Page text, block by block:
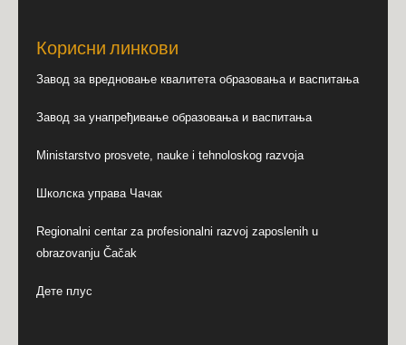
Корисни линкови
Завод за вредновање квалитета образовања и васпитања
Завод за унапређивање образовања и васпитања
Ministarstvo prosvete, nauke i tehnoloskog razvoja
Школска управа Чачак
Regionalni centar za profesionalni razvoj zaposlenih u
obrazovanju Čačak
Дете плус